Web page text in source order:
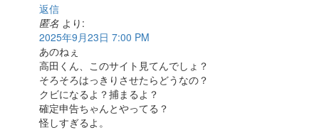
返信
匿名 より:
2025年9月23日 7:00 PM
あのねぇ
高田くん、このサイト見てんでしょ？
そろそろはっきりさせたらどうなの？
クビになるよ？捕まるよ？
確定申告ちゃんとやってる？
怪しすぎるよ。